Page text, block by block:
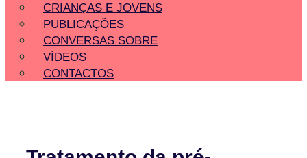
CRIANÇAS E JOVENS
PUBLICAÇÕES
CONVERSAS SOBRE
VÍDEOS
CONTACTOS